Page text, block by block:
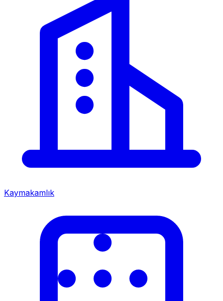
Kaymakamlık